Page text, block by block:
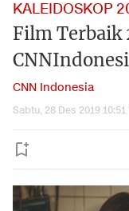
KALEIDOSKOP
Film Terbaik
CNN Indonesia
Sabtu, 28 Des 2019 10:51